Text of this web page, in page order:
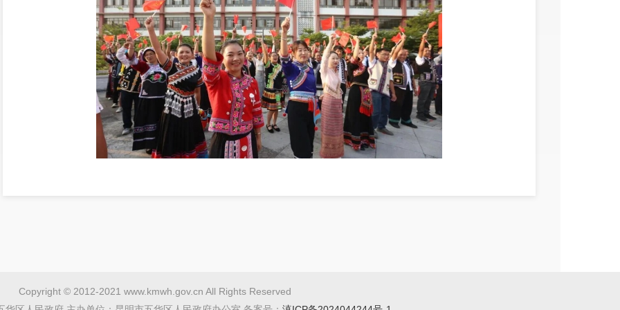
义，以对党、对国家、对人民高度负责的态度，全力抓好强边固防各项工作。
Copyright © 2012-2021 www.kmwh.gov.cn All Rights Reserved